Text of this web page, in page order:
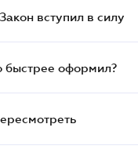
вступил в силу
быстрее оформил?